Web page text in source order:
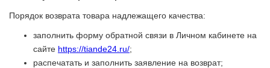
Порядок возврата товара надлежащего качества:
заполнить форму обратной связи в Личном кабинете на
сайте https://tiande24.ru/;
распечатать и заполнить заявление на возврат;